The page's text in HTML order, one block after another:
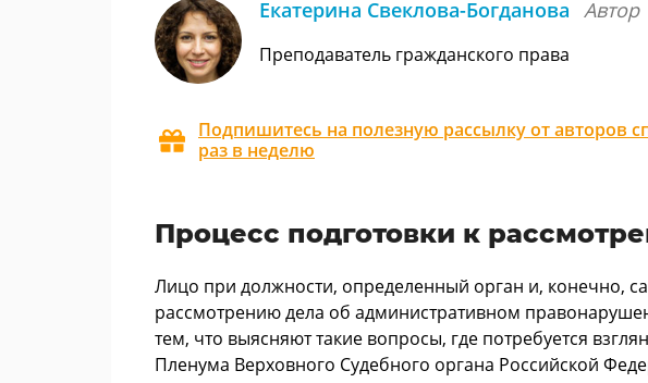
Екатерина Свеклова-Богданова Автор
Преподаватель гражданского права
Подпишитесь на полезную рассылку от авторов
раз в неделю
Процесс подготовки к
Лицо при должности, определенный орган и, конечно,
рассмотрению дела об административном
тем, что выясняют такие вопросы, где потребуется
Пленума Верховного Судебного органа Российской